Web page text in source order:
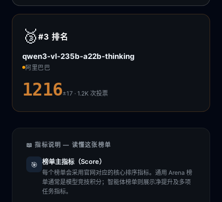
🥉 #3排名
qwen3-vl-235b-a22b-thinking
阿里巴巴
1216±17 · 1.2K次投票
📖 指标说明 — 读懂这张榜单
🎯 榜单主指标（Score）
每个榜单会采用官网对应的核心排序指标。通用 Arena 榜
单通常是模型竞技积分；智能体榜单则展示净提升及多项
任务指标。